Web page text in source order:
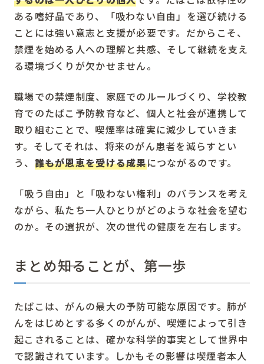
ある嗜好品であり、「吸わない自由」を選び続ける
ことには強い意志と支援が必要です。だからこそ、
禁煙を始める人への理解と共感、そして継続を支え
る環境づくりが欠かせません。
職場での禁煙制度、家庭でのルールづくり、学校教
育でのたばこ予防教育など、個人と社会が連携して
取り組むことで、喫煙率は確実に減少していきま
す。そしてそれは、将来のがん患者を減らすとい
う、 誰もが恩恵を受ける成果につながるのです。
「吸う自由」と「吸わない権利」のバランスを考え
ながら、私たち一人ひとりがどのような社会を望む
のか。その選択が、次の世代の健康を左右します。
まとめ――知ることが、第一歩
たばこは、がんの最大の予防可能な原因です。肺が
んをはじめとする多くのがんが、喫煙によって引き
起こされることは、確かな科学的事実として世界中
で認識されています。しかもその影響は喫煙者本人